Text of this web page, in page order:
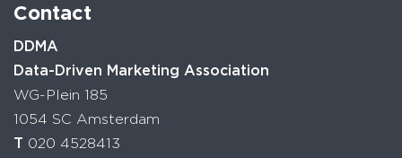
Contact
DDMA
Data-Driven Marketing Association
WG-Plein 185
1054 SC Amsterdam
T 020 4528413